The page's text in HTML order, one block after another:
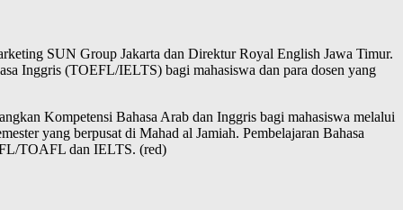
SUN Group Jakarta dan Direktur Royal English Jawa Timur.
Inggris (TOEFL/IELTS) bagi mahasiswa dan para dosen yang
Kompetensi Bahasa Arab dan Inggris bagi mahasiswa melalui
yang berpusat di Mahad al Jamiah. Pembelajaran Bahasa
TOAFL dan IELTS. (red)